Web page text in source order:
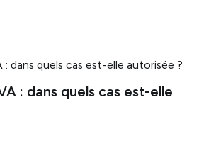
: dans quels cas est-elle